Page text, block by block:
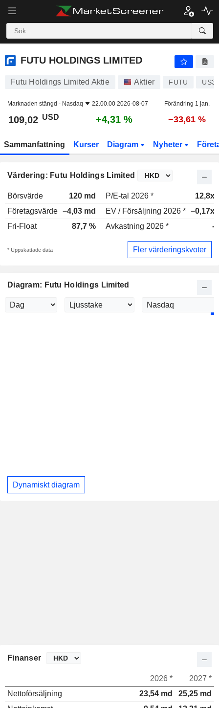
FUTU HOLDINGS LIMITED
FUTU HOLDINGS LIMITED
Futu Holdings Limited Aktie Aktier FUTU
Marknaden stängd - Nasdaq 22.00.00 2026-08-07 Förändring 1 jan.
109,02 USD +4,31 % −33,61 %
Sammanfattning Kurser Diagram Nyheter
Värdering: Futu Holdings Limited
Börsvärde 120 md P/E-tal 2026 *
12,8x
Företagsvärde −4,03 md EV / Försäljning 2026 * −0,17x
Fri-Float
87,7 % Avkastning 2026 * -
* Uppskattade data Fler värderingskvoter
Diagram: Futu Holdings Limited
Dynamiskt diagram
Finanser
2026 *
2027 *
Nettoförsäljning
23,54 md
25,25 md